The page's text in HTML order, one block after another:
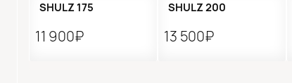
SHULZ 175
11 900₽
SHULZ 200
13 500₽